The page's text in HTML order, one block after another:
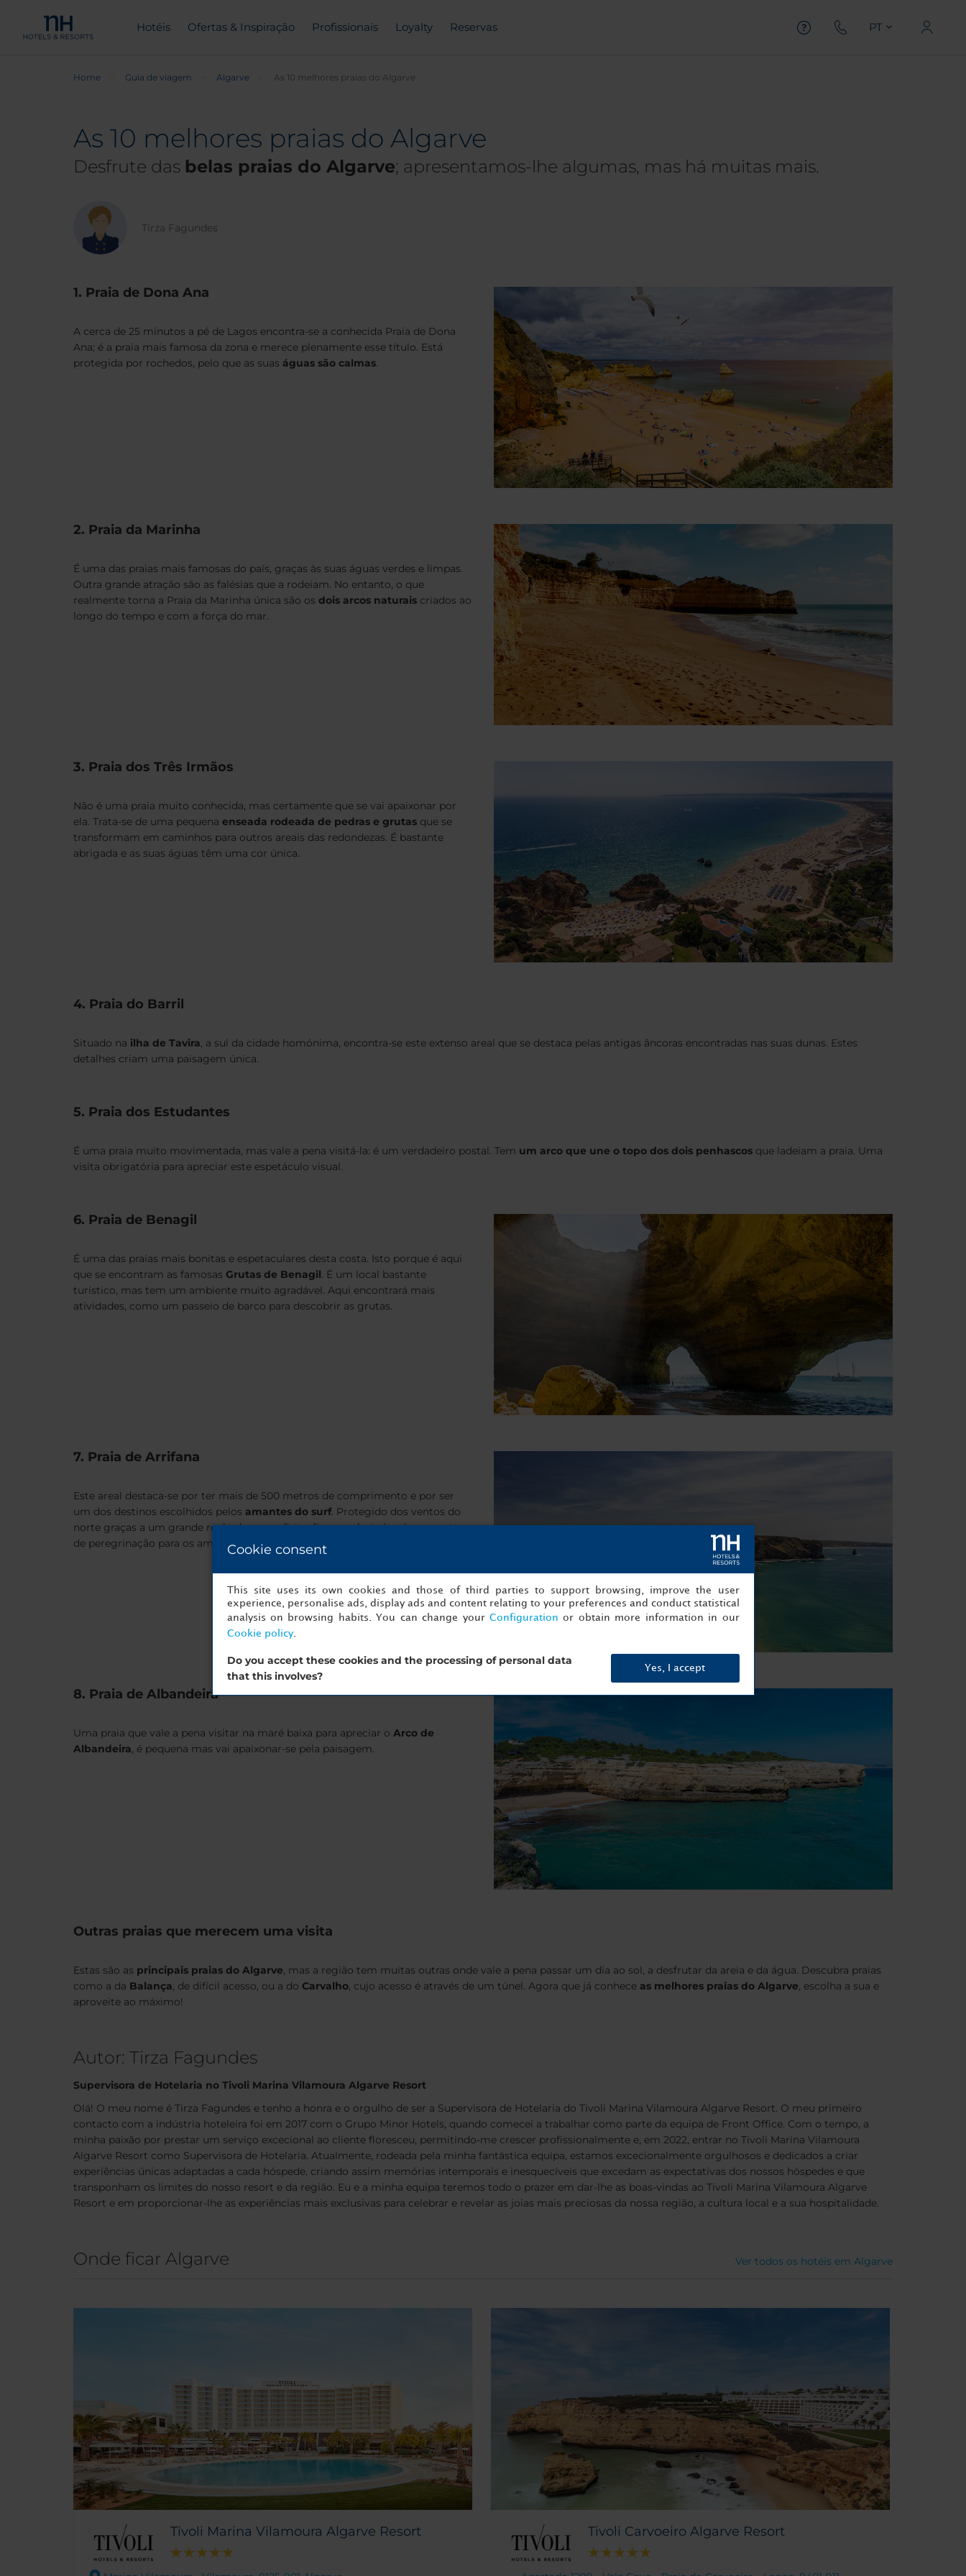
Hotéis Ofertas & Inspiração Profissionais Loyalty Reservas PT
Home Guia de viagem Algarve As 10 melhores praias do Algarve
As 10 melhores praias do Algarve
Desfrute das belas praias do Algarve; apresentamos-lhe algumas, mas há muitas mais.
Tirza Fagundes
1. Praia de Dona Ana
A cerca de 25 minutos a pé de Lagos encontra-se a conhecida Praia de Dona
Ana; é a praia mais famosa da zona e merece plenamente esse título. Está
protegida por rochedos, pelo que as suas águas são calmas.
2. Praia da Marinha
É uma das praias mais famosas do país, graças às suas águas verdes e limpas.
Outra grande atração são as falésias que a rodeiam. No entanto, o que
realmente torna a Praia da Marinha única são os dois arcos naturais criados ao
longo do tempo e com a força do mar.
3. Praia dos Três Irmãos
Não é uma praia muito conhecida, mas certamente que se vai apaixonar por
ela. Trata-se de uma pequena enseada rodeada de pedras e grutas que se
transformam em caminhos para outros areais das redondezas. É bastante
abrigada e as suas águas têm uma cor única.
4. Praia do Barril
Situado na ilha de Tavira, a sul da cidade homónima, encontra-se este extenso areal que se destaca pelas antigas âncoras encontradas nas suas dunas. Estes
detalhes criam uma paisagem única.
5. Praia dos Estudantes
É uma praia muito movimentada, mas vale a pena visitá-la: é um verdadeiro postal. Tem um arco que une o topo dos dois penhascos que ladeiam a praia. Uma
visita obrigatória para apreciar este espetáculo visual.
6. Praia de Benagil
É uma das praias mais bonitas e espetaculares desta costa. Isto porque é aqui
que se encontram as famosas Grutas de Benagil. É um local bastante
turístico, mas tem um ambiente muito agradável. Aqui encontrará mais
atividades, como um passeio de barco para descobrir as grutas.
7. Praia de Arrifana
Este areal destaca-se por ter mais de 500 metros de comprimento e por ser
um dos destinos escolhidos pelos amantes do surf. Protegido dos ventos do
norte graças a um grande rochedo, os surfistas fizeram deste local um ponto
de peregrinação para os amantes deste desporto.
8. Praia de Albandeira
Uma praia que vale a pena visitar na maré baixa para apreciar o Arco de
Albandeira, é pequena mas vai apaixonar-se pela paisagem.
Outras praias que merecem uma visita
Estas são as principais praias do Algarve, mas a região tem muitas outras onde vale a pena passar um dia ao sol, a desfrutar da areia e da água. Descubra praias
como a da Balança, de difícil acesso, ou a do Carvalho, cujo acesso é através de um túnel. Agora que já conhece as melhores praias do Algarve, escolha a sua e
aproveite ao máximo!
Autor: Tirza Fagundes
Supervisora de Hotelaria no Tivoli Marina Vilamoura Algarve Resort
Olá! O meu nome é Tirza Fagundes e tenho a honra e o orgulho de ser a Supervisora de Hotelaria do Tivoli Marina Vilamoura Algarve Resort. O meu primeiro
contacto com a indústria hoteleira foi em 2017 com o Grupo Minor Hotels, quando comecei a trabalhar como parte da equipa de Front Office. Com o tempo, a
minha paixão por prestar um serviço excecional ao cliente floresceu, permitindo-me crescer profissionalmente e, em 2022, entrar no Tivoli Marina Vilamoura
Algarve Resort como Supervisora de Hotelaria. Atualmente, rodeada pela minha fantástica equipa, estamos excecionalmente orgulhosos e dedicados a criar
experiências únicas adaptadas a cada hóspede, criando assim memórias intemporais e inesquecíveis que excedam as expectativas dos nossos hóspedes e que
transponham os limites do nosso resort e da região. Eu e a minha equipa teremos todo o prazer em dar-lhe as boas-vindas ao Tivoli Marina Vilamoura Algarve
Resort e em proporcionar-lhe as experiências mais exclusivas para celebrar e revelar as joias mais preciosas da nossa região, a cultura local e a sua hospitalidade.
Onde ficar Algarve Ver todos os hotéis em Algarve
Tivoli Marina Vilamoura Algarve Resort Tivoli Carvoeiro Algarve Resort
Cookie consent
This site uses its own cookies and those of third parties to support browsing, improve the user
experience, personalise ads, display ads and content relating to your preferences and conduct statistical
analysis on browsing habits. You can change your Configuration or obtain more information in our
Cookie policy.
Do you accept these cookies and the processing of personal data
that this involves?
Yes, I accept